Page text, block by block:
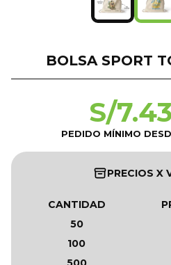
BOLSA SPORT
S/7.43
PEDIDO MÍNIMO
PRECIOS X
CANTIDAD
50
100